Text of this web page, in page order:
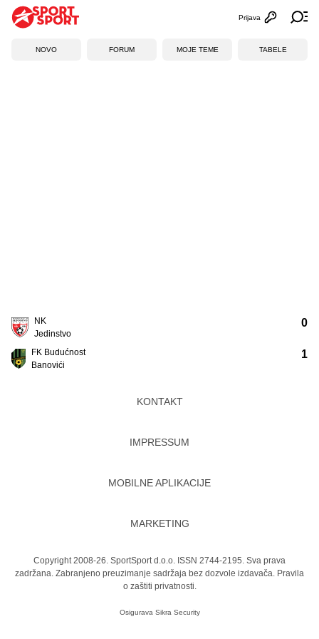
Otvori
Prijava
NOVO FORUM MOJE TEME TABELE
NK
Jedinstvo
FK Budućnost
Banovići
0
1
KONTAKT
IMPRESSUM
MOBILNE APLIKACIJE
MARKETING
Copyright 2008-26. SportSport d.o.o. ISSN 2744-2195. Sva prava
zadržana. Zabranjeno preuzimanje sadržaja bez dozvole izdavača. Pravila
o zaštiti privatnosti.
Osigurava Sikra Security